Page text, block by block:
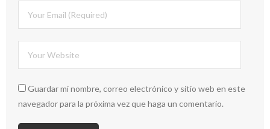
Guardar mi nombre, correo electrónico y sitio web en este
navegador para la próxima vez que haga un comentario.